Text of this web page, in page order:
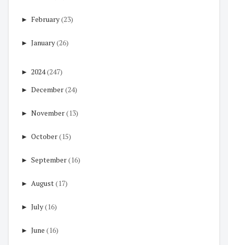
► February(23)
► January(26)
► 2024(247)
► December(24)
► November(13)
► October(15)
► September(16)
► August(17)
► July(16)
► June (16)